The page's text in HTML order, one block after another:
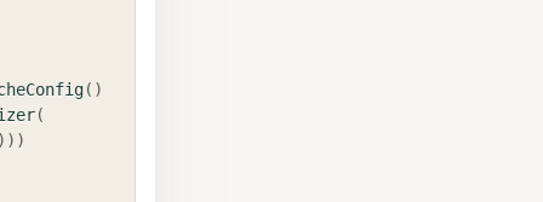
( )
(
) ) )